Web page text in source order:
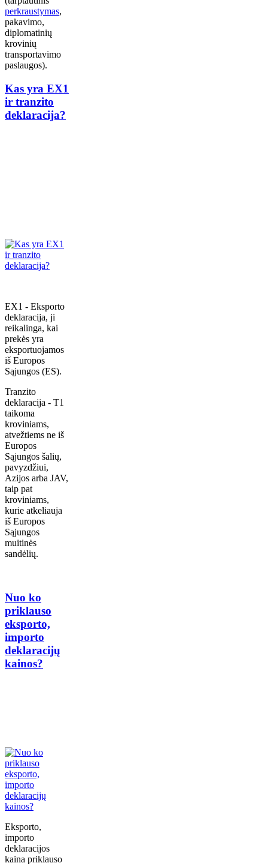
perkraustymas,
pakavimo,
diplomatinių
krovinių
transportavimo
paslaugos).
Kas yra EX1
ir tranzito
deklaracija?
EX1 - Eksporto
deklaracija, ji
reikalinga, kai
prekės yra
eksportuojamos
iš Europos
Sąjungos (ES).
Tranzito
deklaracija - T1
taikoma
kroviniams,
atvežtiems ne iš
Europos
Sąjungos šalių,
pavyzdžiui,
Azijos arba JAV,
taip pat
kroviniams,
kurie atkeliauja
iš Europos
Sąjungos
muitinės
sandėlių.
Nuo ko
priklauso
eksporto,
importo
deklaracijų
kainos?
Eksporto,
importo
deklaracijos
kaina priklauso